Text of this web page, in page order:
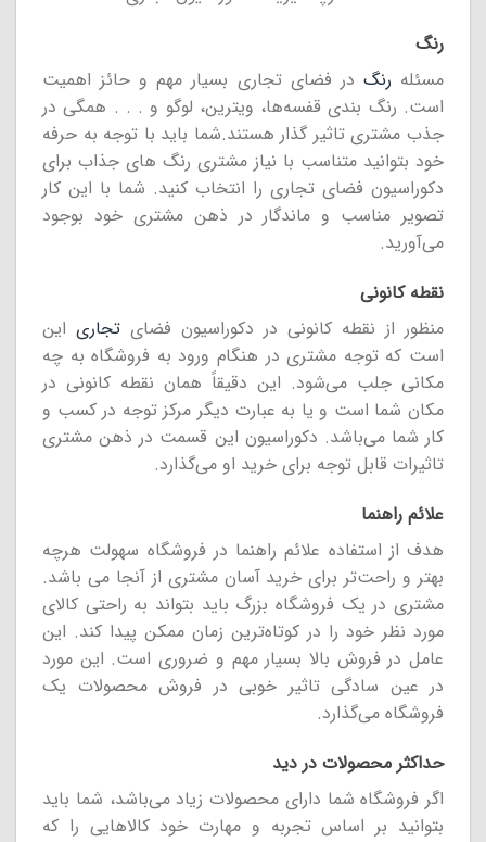
رنگ
مسئله رنگ در فضای تجاری بسیار مهم و حائز اهمیت
است. رنگ بندی قفسه‌ها، ویترین، لوگو و . . . همگی در
جذب مشتری تاثیر گذار هستند.شما باید با توجه به حرفه
خود بتوانید متناسب با نیاز مشتری رنگ های جذاب برای
دکوراسیون فضای تجاری را انتخاب کنید. شما با این کار
تصویر مناسب و ماندگار در ذهن مشتری خود بوجود
می‌آورید.
نقطه کانونی
منظور از نقطه کانونی در دکوراسیون فضای تجاری این
است که توجه مشتری در هنگام ورود به فروشگاه به چه
مکانی جلب می‌شود. این دقیقاً همان نقطه کانونی در
مکان شما است و یا به عبارت دیگر مرکز توجه در کسب و
کار شما می‌باشد. دکوراسیون این قسمت در ذهن مشتری
تاثیرات قابل توجه برای خرید او می‌گذارد.
علائم راهنما
هدف از استفاده علائم راهنما در فروشگاه سهولت هرچه
بهتر و راحت‌تر برای خرید آسان مشتری از آنجا می باشد.
مشتری در یک فروشگاه بزرگ باید بتواند به راحتی کالای
مورد نظر خود را در کوتاه‌ترین زمان ممکن پیدا کند. این
عامل در فروش بالا بسیار مهم و ضروری است. این مورد
در عین سادگی تاثیر خوبی در فروش محصولات یک
فروشگاه می‌گذارد.
حداکثر محصولات در دید
اگر فروشگاه شما دارای محصولات زیاد می‌باشد، شما باید
بتوانید بر اساس تجربه و مهارت خود کالاهایی را که